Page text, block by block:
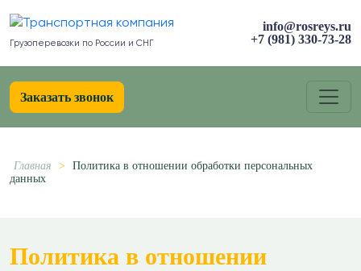
Грузоперевозки по России и СНГ
info@rosreys.ru
+7 (981) 330-73-28
Заказать звонок
Главная > Политика в отношении обработки персональных
данных
Политика в отношении